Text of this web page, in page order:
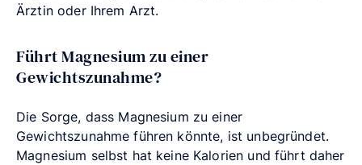
Ärztin oder Ihrem Arzt.
Führt Magnesium zu einer
Gewichtszunahme?
Die Sorge, dass Magnesium zu einer
Gewichtszunahme führen könnte, ist unbegründet.
Magnesium selbst hat keine Kalorien und führt daher